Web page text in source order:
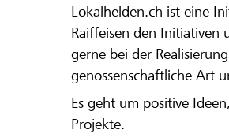
Lokalhelden.ch ist eine
Raiffeisen den
gerne bei der
genossenschaftliche Art
Es geht um positive
Projekte.